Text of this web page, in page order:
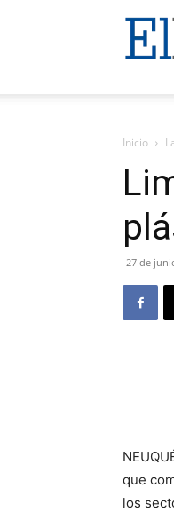
El
Digital
Neuquen
Inicio
27 de
que
los